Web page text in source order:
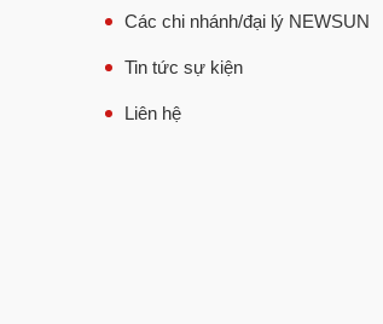
Các chi nhánh/đại lý NEWSUN
Tin tức sự kiện
Liên hệ